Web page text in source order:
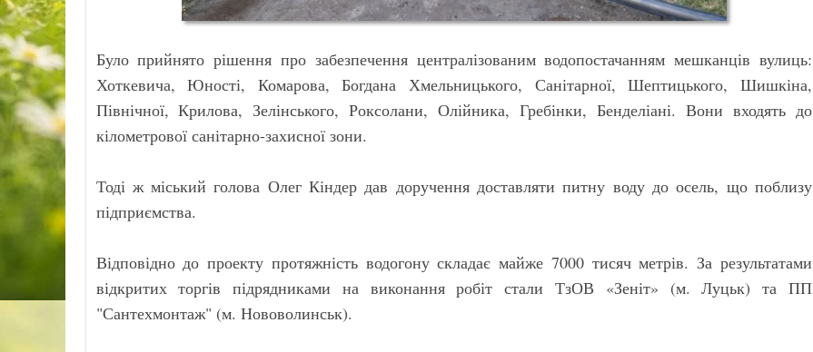
Було прийнято рішення про забезпечення централізованим водопостачанням мешканців вулиць:
Хоткевича, Юності, Комарова, Богдана Хмельницького, Санітарної, Шептицького, Шишкіна,
Північної, Крилова, Зелінського, Роксолани, Олійника, Гребінки, Бенделіані. Вони входять до
кілометрової санітарно-захисної зони.
Тоді ж міський голова Олег Кіндер дав доручення доставляти питну воду до осель, що поблизу
підприємства.
Відповідно до проекту протяжність водогону складає майже 7000 тисяч метрів. За результатами
відкритих торгів підрядниками на виконання робіт стали ТзОВ «Зеніт» (м. Луцьк) та ПП
"Сантехмонтаж" (м. Нововолинськ).